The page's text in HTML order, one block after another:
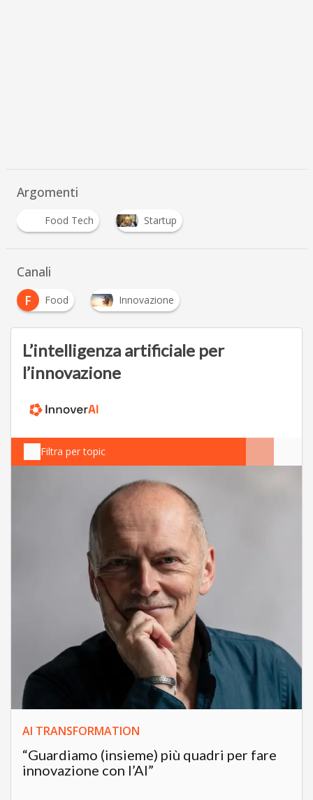
Argomenti
Food Tech Startup
Canali
F
Food Innovazione
L’intelligenza artificiale per
l’innovazione
Filtra per topic
AI TRANSFORMATION
“Guardiamo (insieme) più quadri per fare
innovazione con l’AI”